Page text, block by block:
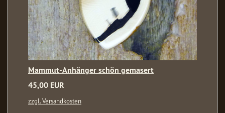
Mammut-Anhänger schön gemasert
45,00 EUR
zzgl. Versandkosten